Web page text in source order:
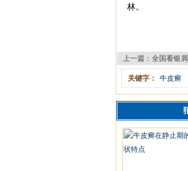
林。
上一篇： 全国看银
关键字： 牛皮癣